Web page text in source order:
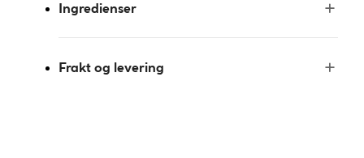
Ingredienser
Frakt og levering